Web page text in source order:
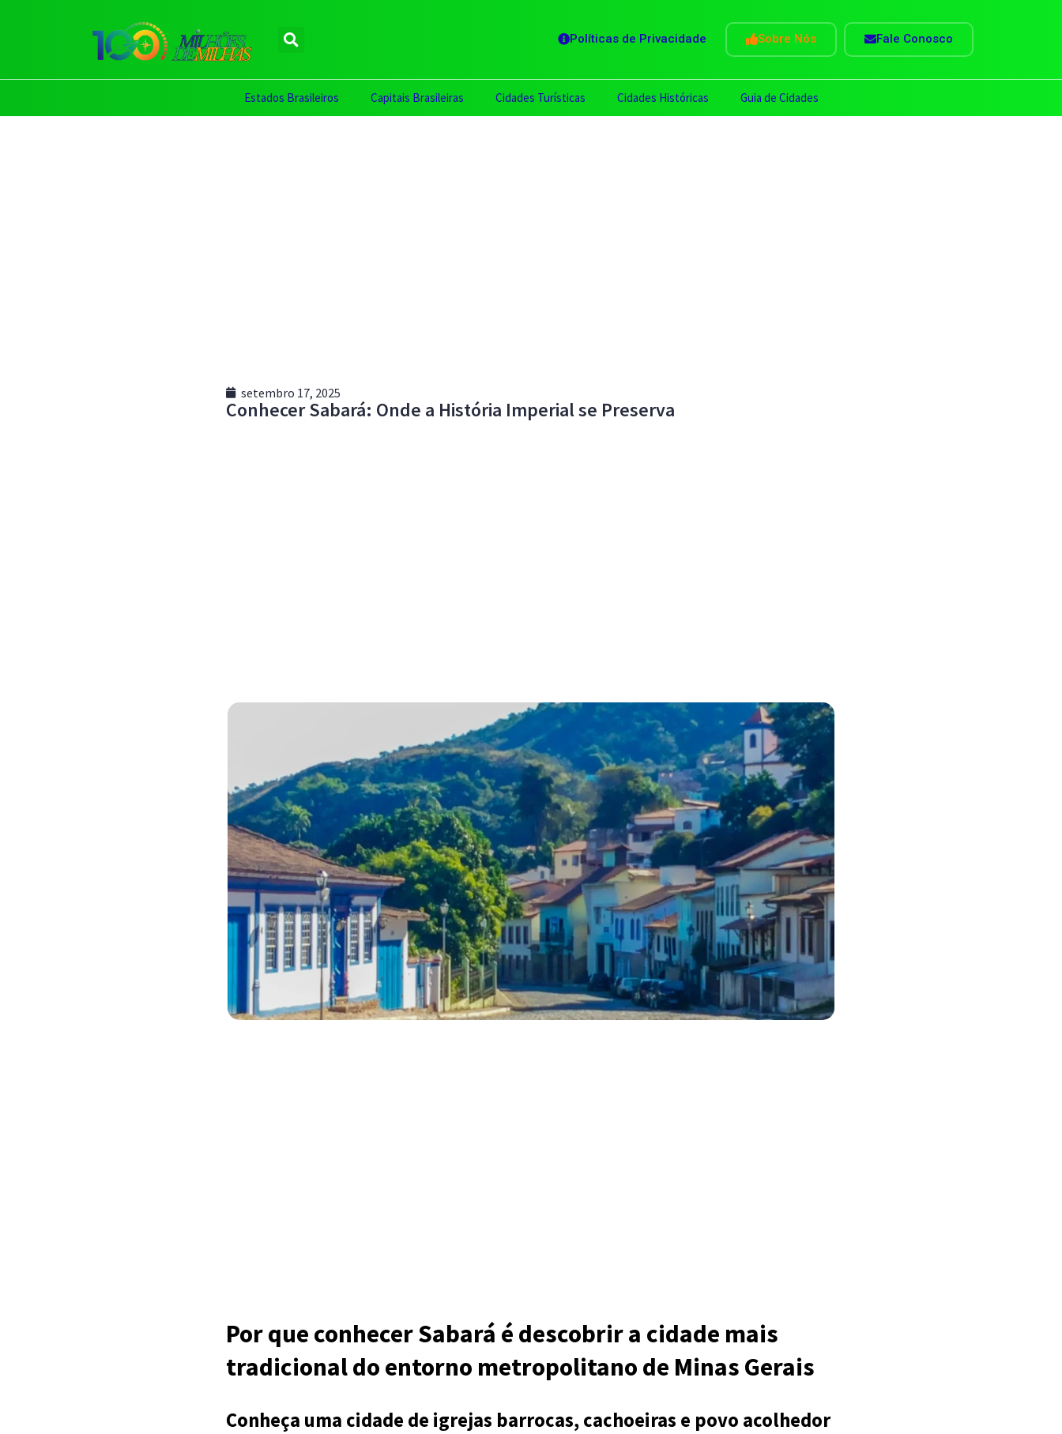
Políticas de Privacidade Sobre Nós Fale Conosco
Estados Brasileiros Capitais Brasileiras Cidades Turísticas Cidades Históricas Guia de Cidades
setembro 17, 2025
Conhecer Sabará: Onde a História Imperial se Preserva
Por que conhecer Sabará é descobrir a cidade mais
tradicional do entorno metropolitano de Minas Gerais
Conheça uma cidade de igrejas barrocas, cachoeiras e povo acolhedor